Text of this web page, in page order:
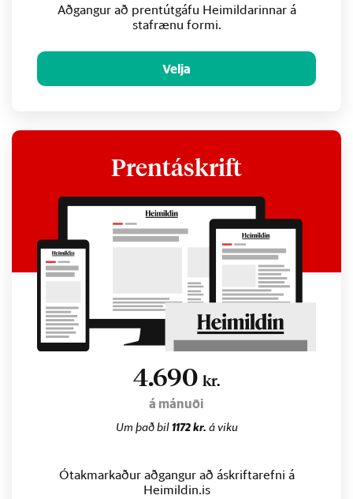
Aðgangur að prentútgáfu Heimildarinnar á
stafrænu formi.
Velja
Prentáskrift
4.690 kr.
á mánuði
Um það bil1172 kr. á viku
Ótakmarkaður aðgangur að áskriftarefni á
Heimildin.is